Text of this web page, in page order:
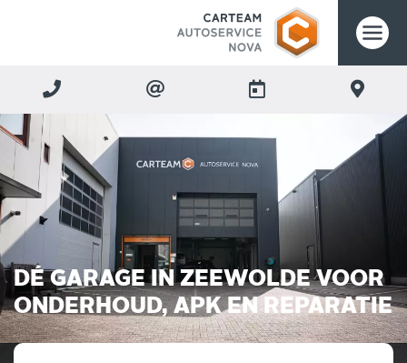
DÉ GARAGE IN ZEEWOLDE VOOR
ONDERHOUD, APK EN REPARATIE